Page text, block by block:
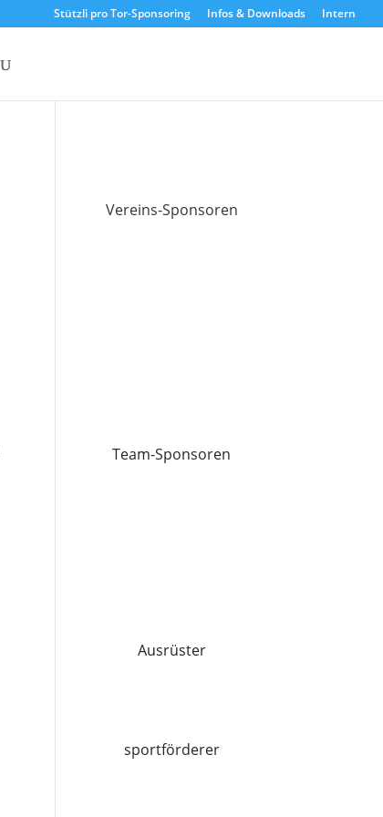
Stützli pro Tor-Sponsoring Infos & Downloads Intern
Vereins-Sponsoren
Team-Sponsoren
Ausrüster
sportförderer